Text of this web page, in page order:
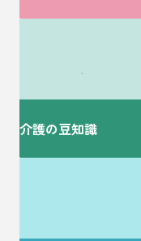
介護の豆知識